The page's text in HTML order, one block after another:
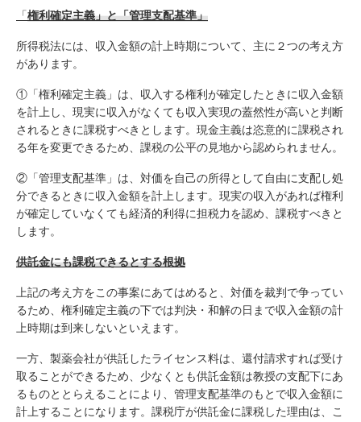
「権利確定主義」と「管理支配基準」
所得税法には、収入金額の計上時期について、主に２つの考え方
があります。
①「権利確定主義」は、収入する権利が確定したときに収入金額
を計上し、現実に収入がなくても収入実現の蓋然性が高いと判断
されるときに課税すべきとします。現金主義は恣意的に課税され
る年を変更できるため、課税の公平の見地から認められません。
②「管理支配基準」は、対価を自己の所得として自由に支配し処
分できるときに収入金額を計上します。現実の収入があれば権利
が確定していなくても経済的利得に担税力を認め、課税すべきと
します。
供託金にも課税できるとする根拠
上記の考え方をこの事案にあてはめると、対価を裁判で争ってい
るため、権利確定主義の下では判決・和解の日まで収入金額の計
上時期は到来しないといえます。
一方、製薬会社が供託したライセンス料は、還付請求すれば受け
取ることができるため、少なくとも供託金額は教授の支配下にあ
るものととらえることにより、管理支配基準のもとで収入金額に
計上することになります。課税庁が供託金に課税した理由は、こ